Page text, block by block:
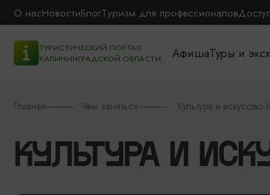
О насНовостиБлогТуризм для профессионалов
ТУРИСТИЧЕСКИЙ ПОРТАЛ
КАЛИНИНГРАДСКОЙ ОБЛАСТИ
АфишаТуры и
Главная Чем заняться Культура и
КУЛЬТУРА И